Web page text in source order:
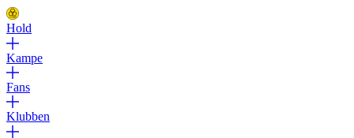
Hold
Kampe
Fans
Klubben